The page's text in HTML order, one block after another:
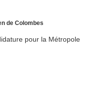
de Colombes